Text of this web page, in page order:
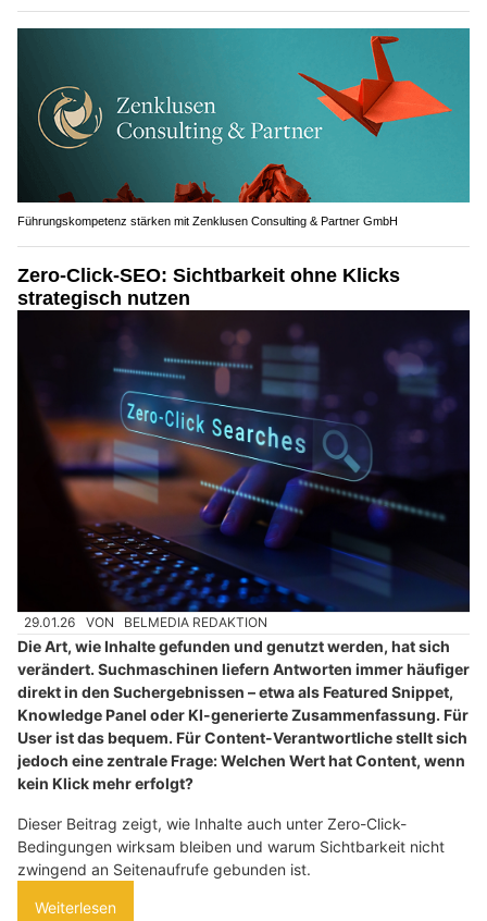
Führungskompetenz stärken mit Zenklusen Consulting & Partner GmbH
Zero-Click-SEO: Sichtbarkeit ohne Klicks
strategisch nutzen
29.01.26 VON BELMEDIA REDAKTION
Die Art, wie Inhalte gefunden und genutzt werden, hat sich
verändert. Suchmaschinen liefern Antworten immer häufiger
direkt in den Suchergebnissen – etwa als Featured Snippet,
Knowledge Panel oder KI-generierte Zusammenfassung. Für
User ist das bequem. Für Content-Verantwortliche stellt sich
jedoch eine zentrale Frage: Welchen Wert hat Content, wenn
kein Klick mehr erfolgt?
Dieser Beitrag zeigt, wie Inhalte auch unter Zero-Click-
Bedingungen wirksam bleiben und warum Sichtbarkeit nicht
zwingend an Seitenaufrufe gebunden ist.
Weiterlesen